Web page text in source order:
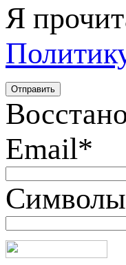
Я
Email*
Символы